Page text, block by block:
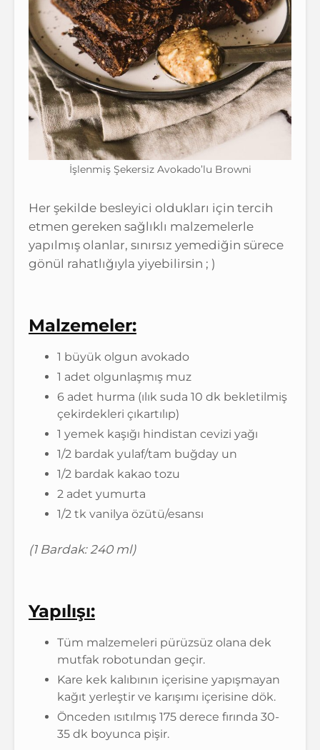
İşlenmiş Şekersiz Avokado’lu Browni
Her şekilde besleyici oldukları için tercih
etmen gereken sağlıklı malzemelerle
yapılmış olanlar, sınırsız yemediğin sürece
gönül rahatlığıyla yiyebilirsin ; )
Malzemeler:
1 büyük olgun avokado
1 adet olgunlaşmış muz
6 adet hurma (ılık suda 10 dk bekletilmiş
çekirdekleri çıkartılıp)
1 yemek kaşığı hindistan cevizi yağı
1/2 bardak yulaf/tam buğday un
1/2 bardak kakao tozu
2 adet yumurta
1/2 tk vanilya özütü/esansı
(1 Bardak: 240 ml)
Yapılışı:
Tüm malzemeleri pürüzsüz olana dek
mutfak robotundan geçir.
Kare kek kalıbının içerisine yapışmayan
kağıt yerleştir ve karışımı içerisine dök.
Önceden ısıtılmış 175 derece fırında 30-
35 dk boyunca pişir.